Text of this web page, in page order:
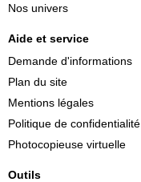
Nos univers
Aide et service
Demande d'informations
Plan du site
Mentions légales
Politique de confidentialité
Photocopieuse virtuelle
Outils